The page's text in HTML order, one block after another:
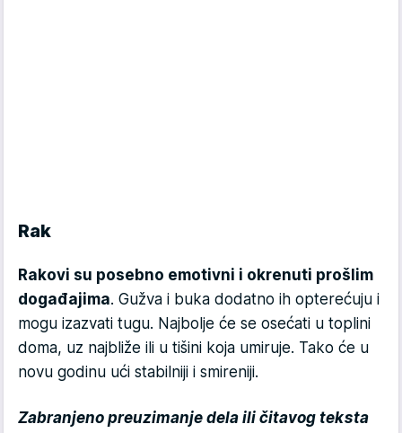
Rak
Rakovi su posebno emotivni i okrenuti prošlim
događajima. Gužva i buka dodatno ih opterećuju i
mogu izazvati tugu. Najbolje će se osećati u toplini
doma, uz najbliže ili u tišini koja umiruje. Tako će u
novu godinu ući stabilniji i smireniji.
Zabranjeno preuzimanje dela ili čitavog teksta